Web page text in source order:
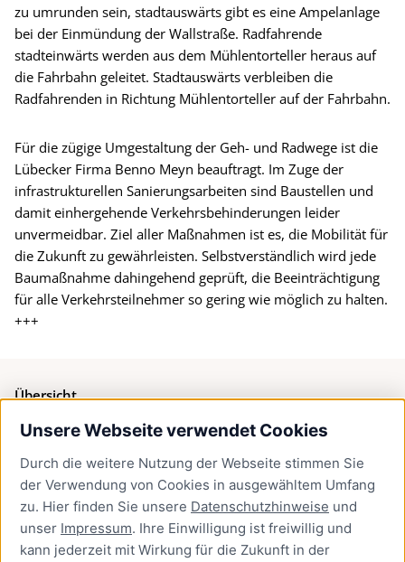
Unsere Webseite verwendet Cookies
Durch die weitere Nutzung der Webseite stimmen Sie
der Verwendung von Cookies in ausgewähltem Umfang
zu. Hier finden Sie unsere Datenschutzhinweise und
unser Impressum. Ihre Einwilligung ist freiwillig und
kann jederzeit mit Wirkung für die Zukunft in der
zu umrunden sein, stadtauswärts gibt es eine Ampelanlage
bei der Einmündung der Wallstraße. Radfahrende
stadteinwärts werden aus dem Mühlentorteller heraus auf
die Fahrbahn geleitet. Stadtauswärts verbleiben die
Radfahrenden in Richtung Mühlentorteller auf der Fahrbahn.
Für die zügige Umgestaltung der Geh- und Radwege ist die
Lübecker Firma Benno Meyn beauftragt. Im Zuge der
infrastrukturellen Sanierungsarbeiten sind Baustellen und
damit einhergehende Verkehrsbehinderungen leider
unvermeidbar. Ziel aller Maßnahmen ist es, die Mobilität für
die Zukunft zu gewährleisten. Selbstverständlich wird jede
Baumaßnahme dahingehend geprüft, die Beeinträchtigung
für alle Verkehrsteilnehmer so gering wie möglich zu halten.
+++
Übersicht
Bürgerservice
Presse
Newsletter Lübeck:kompakt
Kontakt